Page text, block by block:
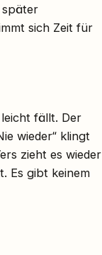
später
sich Zeit für
fällt. Der
wieder“ klingt
zieht es wieder
Es gibt keinem